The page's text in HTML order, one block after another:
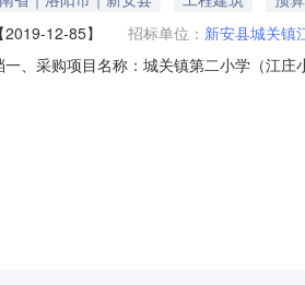
12-85】 招标单位： 新安县城关镇
一、采购项目名称：城关镇第二小学（江
洛新政集采【2019-12-85】备案编号：新